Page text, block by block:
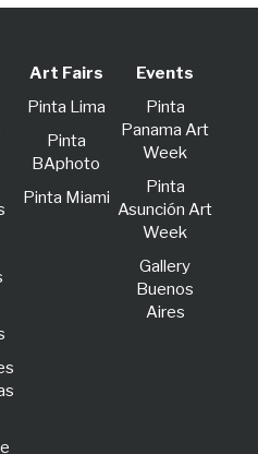
Art Fairs
Pinta Lima
Pinta
BAphoto
Pinta Miami
Events
Pinta
Panama Art
Week
Pinta
Asunción Art
Week
Gallery
Buenos
Aires